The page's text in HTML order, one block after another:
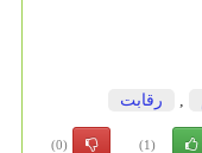
رقابت
(1)
(0)